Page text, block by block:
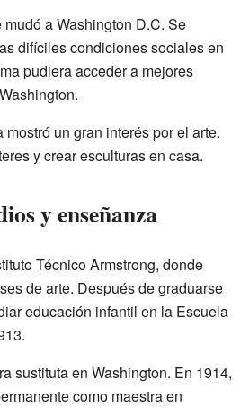
a Washington D.C. Se
difíciles condiciones sociales en
pudiera acceder a mejores
un gran interés por el arte.
y crear esculturas en casa.
y enseñanza
Técnico Armstrong, donde
de arte. Después de graduarse
educación infantil en la Escuela
sustituta en Washington. En 1914,
como maestra en